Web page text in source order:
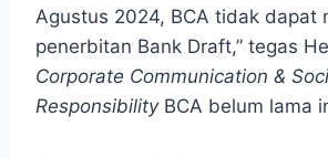
Agustus 2024, BCA tidak dapat
penerbitan Bank Draft,” tegas
Corporate Communication &
ResponsibilityBCA belum lama